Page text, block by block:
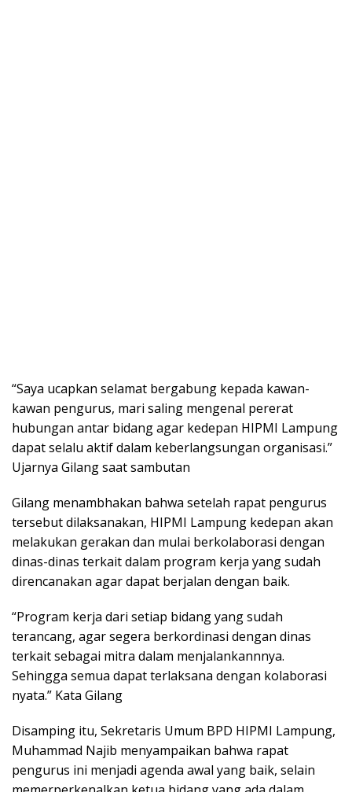
“Saya ucapkan selamat bergabung kepada kawan-
kawan pengurus, mari saling mengenal pererat
hubungan antar bidang agar kedepan HIPMI Lampung
dapat selalu aktif dalam keberlangsungan organisasi.”
Ujarnya Gilang saat sambutan
Gilang menambhakan bahwa setelah rapat pengurus
tersebut dilaksanakan, HIPMI Lampung kedepan akan
melakukan gerakan dan mulai berkolaborasi dengan
dinas-dinas terkait dalam program kerja yang sudah
direncanakan agar dapat berjalan dengan baik.
“Program kerja dari setiap bidang yang sudah
terancang, agar segera berkordinasi dengan dinas
terkait sebagai mitra dalam menjalankannnya.
Sehingga semua dapat terlaksana dengan kolaborasi
nyata.” Kata Gilang
Disamping itu, Sekretaris Umum BPD HIPMI Lampung,
Muhammad Najib menyampaikan bahwa rapat
pengurus ini menjadi agenda awal yang baik, selain